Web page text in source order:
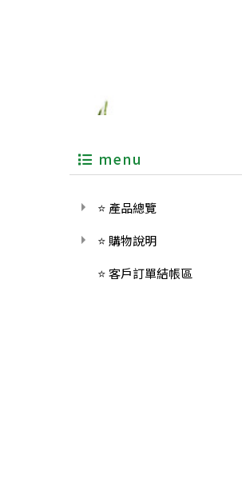
menu
⭐ 產品總覽
⭐ 購物說明
⭐ 客戶訂單結帳區